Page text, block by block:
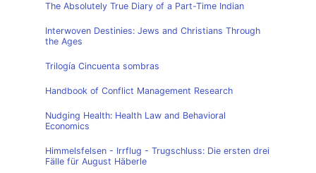
The Absolutely True Diary of a Part-Time Indian
Interwoven Destinies: Jews and Christians Through
the Ages
Trilogía Cincuenta sombras
Handbook of Conflict Management Research
Nudging Health: Health Law and Behavioral
Economics
Himmelsfelsen - Irrflug - Trugschluss: Die ersten drei
Fälle für August Häberle